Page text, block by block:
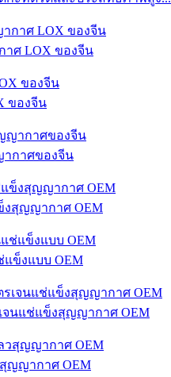
ศ LOX ของจีน
ของจีน
ากาศของจีน
งสุญญากาศ OEM
ข็งแบบ OEM
จนแช่แข็งสุญญากาศ OEM
ญญากาศ OEM